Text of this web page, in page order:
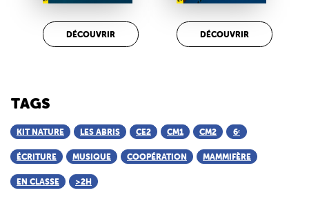
DÉCOUVRIR DÉCOUVRIR
TAGS
KIT NATURE LES ABRIS CE2 CM1 CM2 6ᵉ
ÉCRITURE MUSIQUE COOPÉRATION MAMMIFÈRE
EN CLASSE >2H